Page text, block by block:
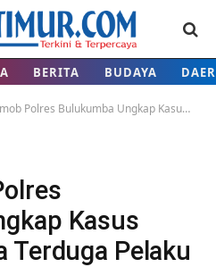
BERITA BUDAYA
Bulukumba Ungkap Kasus Curanmor, Dua Terduga Pelaku Diamankan
Kasus
Terduga Pelaku